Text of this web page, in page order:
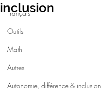
Français
Outils
Math
Autres
Autonomie, différence & inclusion
inclusion